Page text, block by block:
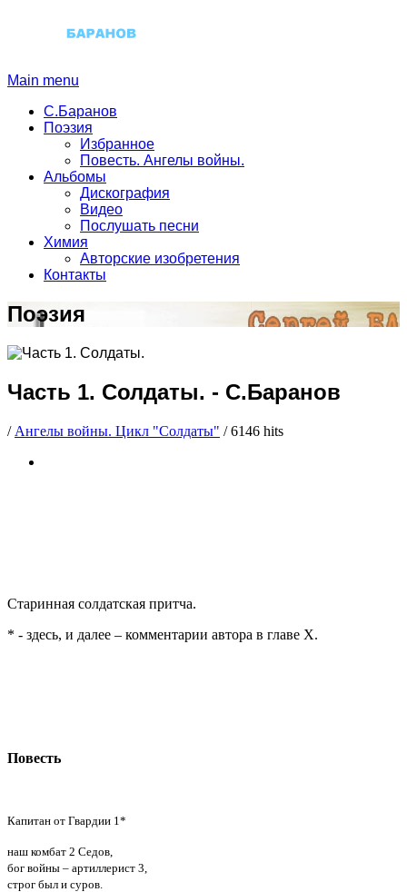
Main menu
С.Баранов
Поэзия
Избранное
Повесть. Ангелы войны.
Альбомы
Дискография
Видео
Послушать песни
Химия
Авторские изобретения
Контакты
Поэзия
Часть 1. Солдаты. - С.Баранов
/ Ангелы войны. Цикл "Солдаты" /6146 hits
Старинная солдатская притча.
* - здесь, и далее – комментарии автора в главе X.
Повесть
Капитан от Гвардии 1*
наш комбат 2 Седов,
бог войны – артиллерист 3,
строг был и суров.